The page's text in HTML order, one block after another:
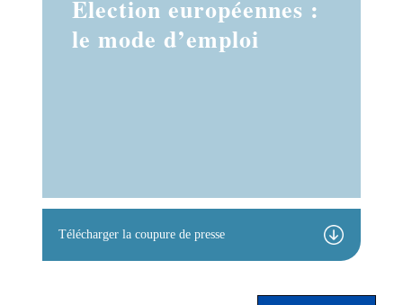
Election européennes :
le mode d’emploi
Télécharger la coupure de presse